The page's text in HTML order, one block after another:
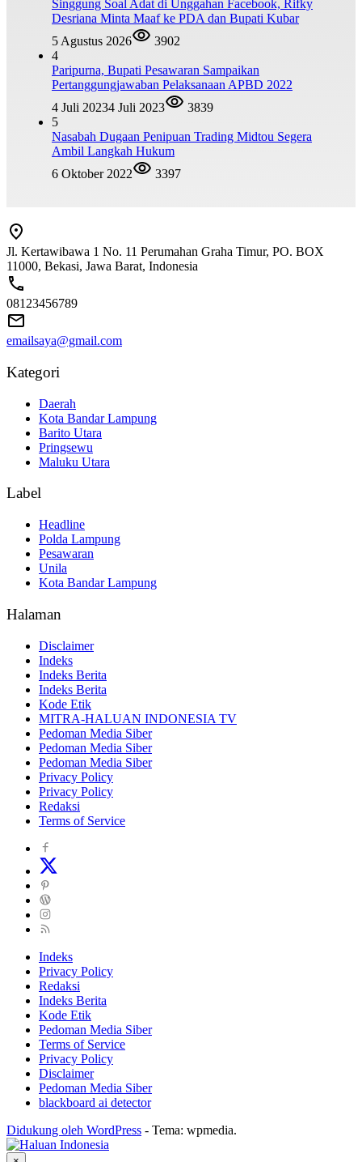
Singgung Soal Adat di Unggahan Facebook, Rifky
Desriana Minta Maaf ke PDA dan Bupati Kubar
5 Agustus 2026
3902
4
Paripurna, Bupati Pesawaran Sampaikan
Pertanggungjawaban Pelaksanaan APBD 2022
4 Juli 20234 Juli 2023
3839
5
Nasabah Dugaan Penipuan Trading Midtou Segera
Ambil Langkah Hukum
6 Oktober 2022
3397
Jl. Kertawibawa 1 No. 11 Perumahan Graha Timur, PO. BOX
11000, Bekasi, Jawa Barat, Indonesia
08123456789
emailsaya@gmail.com
Kategori
Daerah
Kota Bandar Lampung
Barito Utara
Pringsewu
Maluku Utara
Label
Headline
Polda Lampung
Pesawaran
Unila
Kota Bandar Lampung
Halaman
Disclaimer
Indeks
Indeks Berita
Indeks Berita
Kode Etik
MITRA-HALUAN INDONESIA TV
Pedoman Media Siber
Pedoman Media Siber
Pedoman Media Siber
Privacy Policy
Privacy Policy
Redaksi
Terms of Service
Indeks
Privacy Policy
Redaksi
Indeks Berita
Kode Etik
Pedoman Media Siber
Terms of Service
Privacy Policy
Disclaimer
Pedoman Media Siber
blackboard ai detector
Didukung oleh WordPress - Tema: wpmedia.